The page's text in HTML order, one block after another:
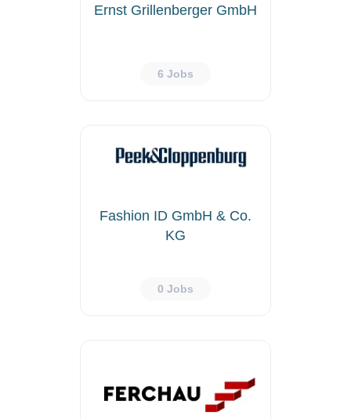
Ernst Grillenberger GmbH
6 Jobs
Fashion ID GmbH & Co.
KG
0 Jobs